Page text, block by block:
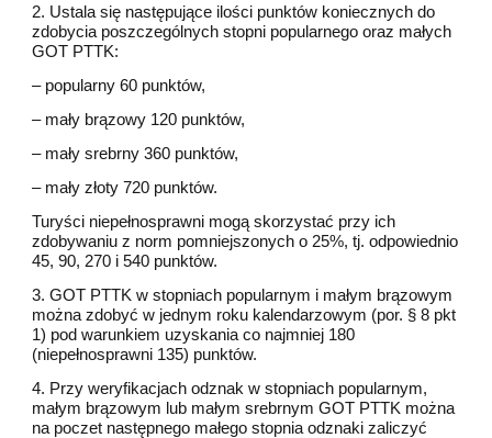
2. Ustala się następujące ilości punktów koniecznych do
zdobycia poszczególnych stopni popularnego oraz małych
GOT PTTK:
– popularny 60 punktów,
– mały brązowy 120 punktów,
– mały srebrny 360 punktów,
– mały złoty 720 punktów.
Turyści niepełnosprawni mogą skorzystać przy ich
zdobywaniu z norm pomniejszonych o 25%, tj. odpowiednio
45, 90, 270 i 540 punktów.
3. GOT PTTK w stopniach popularnym i małym brązowym
można zdobyć w jednym roku kalendarzowym (por. § 8 pkt
1) pod warunkiem uzyskania co najmniej 180
(niepełnosprawni 135) punktów.
4. Przy weryfikacjach odznak w stopniach popularnym,
małym brązowym lub małym srebrnym GOT PTTK można
na poczet następnego małego stopnia odznaki zaliczyć